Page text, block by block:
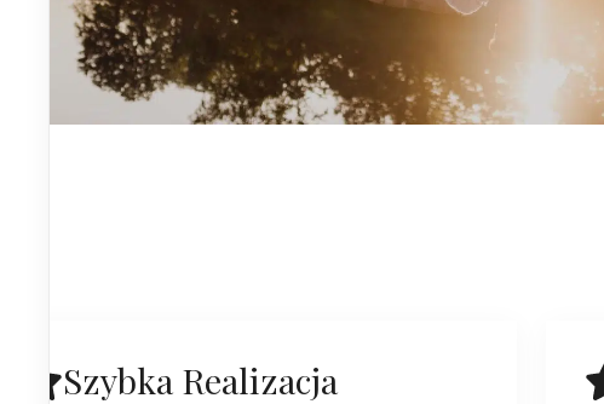
Szybka Realizacja